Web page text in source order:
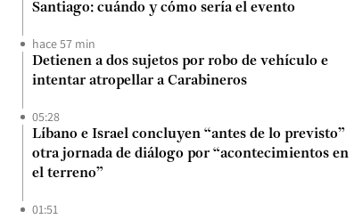
Santiago: cuándo y cómo sería el evento
hace 57 min
Detienen a dos sujetos por robo de vehículo e
intentar atropellar a Carabineros
05:28
Líbano e Israel concluyen “antes de lo previsto”
otra jornada de diálogo por “acontecimientos en
el terreno”
01:51